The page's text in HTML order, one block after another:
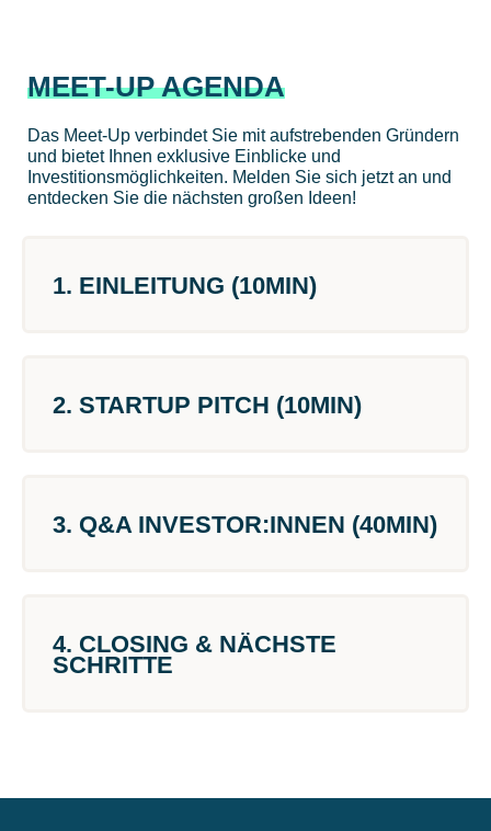
MEET-UP AGENDA
Das Meet-Up verbindet Sie mit aufstrebenden Gründern
und bietet Ihnen exklusive Einblicke und
Investitionsmöglichkeiten. Melden Sie sich jetzt an und
entdecken Sie die nächsten großen Ideen!
1. EINLEITUNG (10MIN)
2. STARTUP PITCH (10MIN)
3. Q&A INVESTOR:INNEN (40MIN)
4. CLOSING & NÄCHSTE
SCHRITTE